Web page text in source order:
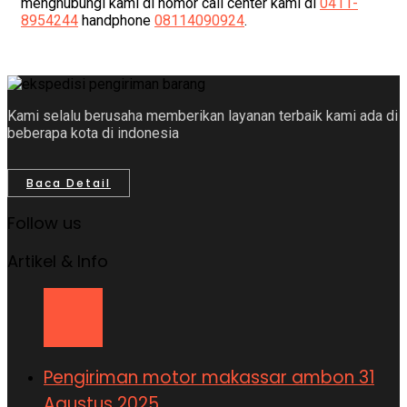
8954244 handphone 08114090924.
Kami selalu berusaha memberikan layanan terbaik kami ada di
beberapa kota di indonesia
Baca Detail
Follow us
Artikel & Info
Pengiriman motor makassar ambon 31